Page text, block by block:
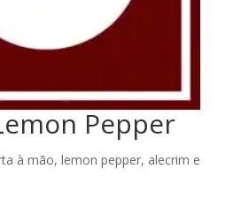
Pepper
à mão, lemon pepper, alecrim e